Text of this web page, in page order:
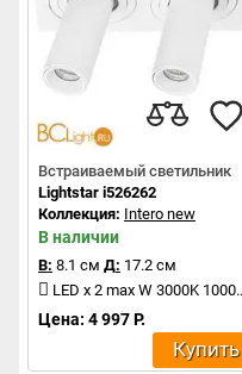
Встраиваемый светильник
Lightstar i526262
Коллекция: Intero new
В наличии
В: 8.1 см Д: 17.2 см
LED x 2 max W 3000K 1000Lm
Цена: 4 997 Р.
Купить